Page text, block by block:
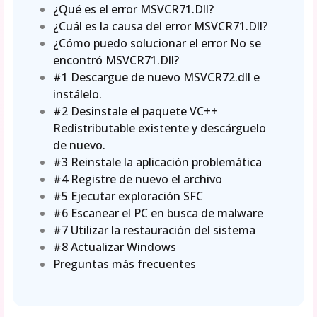
¿Qué es el error MSVCR71.Dll?
¿Cuál es la causa del error MSVCR71.Dll?
¿Cómo puedo solucionar el error No se
encontró MSVCR71.Dll?
#1 Descargue de nuevo MSVCR72.dll e
instálelo.
#2 Desinstale el paquete VC++
Redistributable existente y descárguelo
de nuevo.
#3 Reinstale la aplicación problemática
#4 Registre de nuevo el archivo
#5 Ejecutar exploración SFC
#6 Escanear el PC en busca de malware
#7 Utilizar la restauración del sistema
#8 Actualizar Windows
Preguntas más frecuentes